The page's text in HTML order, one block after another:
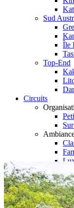
Sud
Île
Top-End
Circuits
Où et
Eté